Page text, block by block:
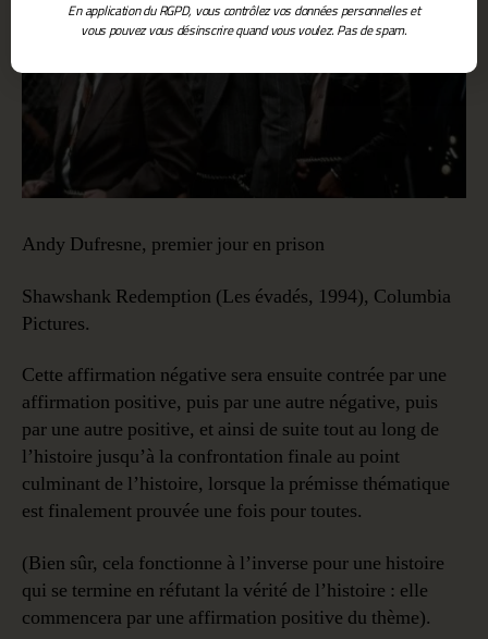
Andy Dufresne, premier jour en prison
Shawshank Redemption (Les évadés, 1994), Columbia
Pictures.
Cette affirmation négative sera ensuite contrée par une
affirmation positive, puis par une autre négative, puis
par une autre positive, et ainsi de suite tout au long de
l’histoire jusqu’à la confrontation finale au point
culminant de l’histoire, lorsque la prémisse thématique
est finalement prouvée une fois pour toutes.
(Bien sûr, cela fonctionne à l’inverse pour une histoire
qui se termine en réfutant la vérité de l’histoire : elle
commencera par une affirmation positive du thème).
En application du RGPD, vous contrôlez vos données personnelles et
vous pouvez vous désinscrire quand vous voulez. Pas de spam.